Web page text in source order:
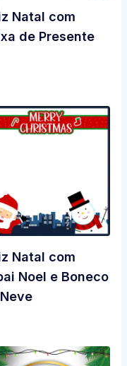
Natal com
de Presente
Natal com
Noel e Boneco